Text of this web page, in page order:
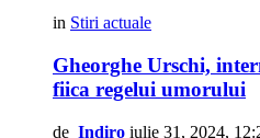
in Stiri actuale
Gheorghe Urschi,
fiica regelui umorului
de Indiro iulie 31, 2024,